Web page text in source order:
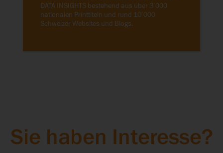
DATA INSIGHTS bestehend aus über 3’000
nationalen Printtiteln und rund 10’000
Schweizer Websites und Blogs.
Sie haben Interesse?